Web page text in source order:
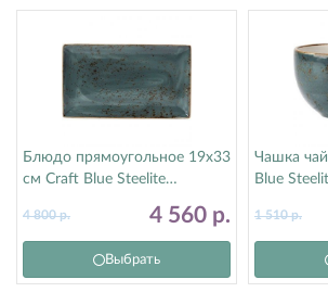
Блюдо прямоугольное 19х33
см Craft Blue Steelite
4 560 р.
4 800р.
Выбрать
Чашка
Blue
1 510р.